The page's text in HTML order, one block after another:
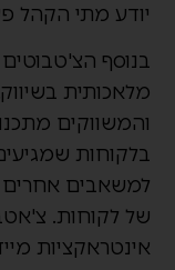
יודע מתי הקהל
בנוסף
והמשווקים
בלקוחות
למשאבים אחרים
של לקוחות.
אינטראקציות